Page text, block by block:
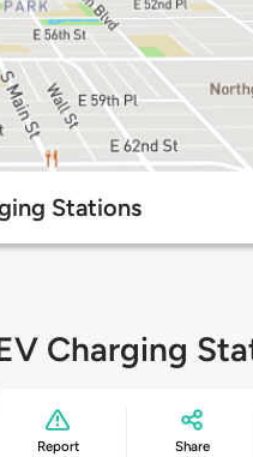
Stations
Charging
Report Share